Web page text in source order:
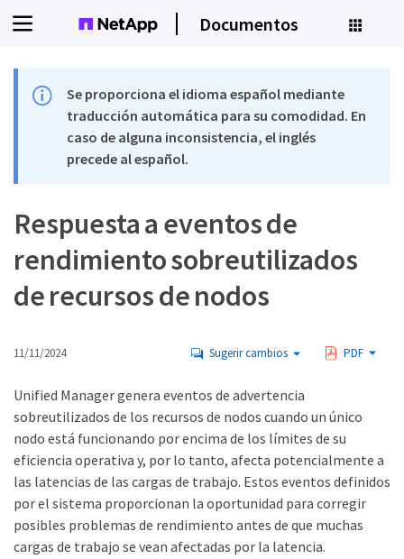
Documentos
Se proporciona el idioma español mediante
traducción automática para su comodidad. En
caso de alguna inconsistencia, el inglés
precede al español.
Respuesta a eventos de
rendimiento sobreutilizados
de recursos de nodos
11/11/2024 Sugerir cambios PDF
Unified Manager genera eventos de advertencia
sobreutilizados de los recursos de nodos cuando un único
nodo está funcionando por encima de los límites de su
eficiencia operativa y, por lo tanto, afecta potencialmente a
las latencias de las cargas de trabajo. Estos eventos definidos
por el sistema proporcionan la oportunidad para corregir
posibles problemas de rendimiento antes de que muchas
cargas de trabajo se vean afectadas por la latencia.